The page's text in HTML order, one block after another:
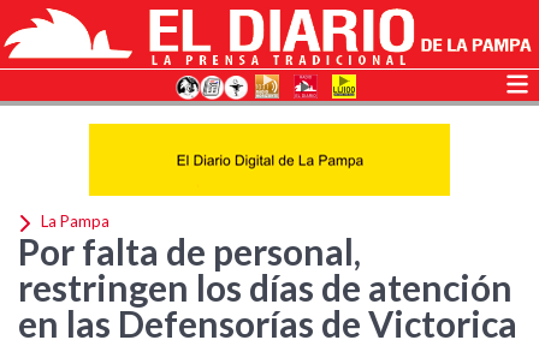
La Pampa
Por falta de personal,
restringen los días de atención
en las Defensorías de Victorica